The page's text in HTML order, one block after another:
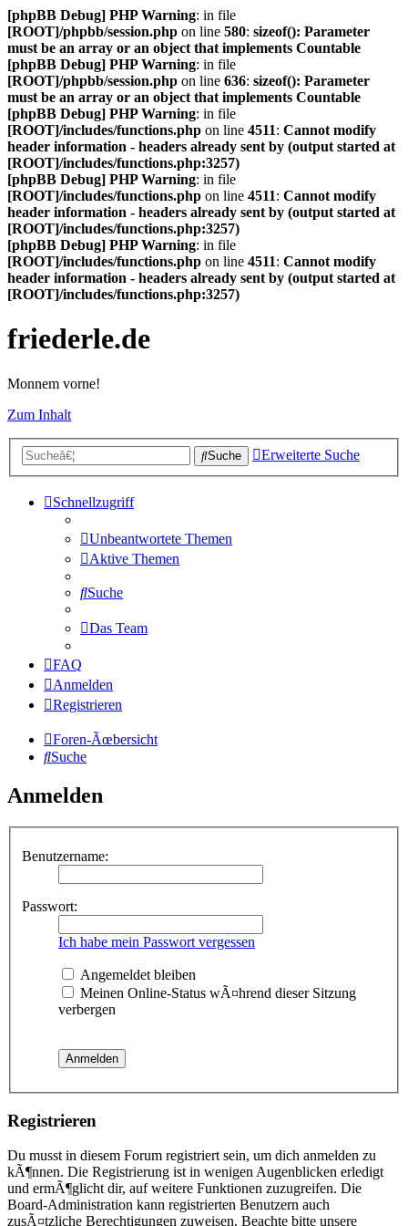
[phpBB Debug] PHP Warning: in file
[ROOT]/phpbb/session.php on line 580: sizeof(): Parameter
must be an array or an object that implements Countable
[phpBB Debug] PHP Warning: in file
[ROOT]/phpbb/session.php on line 636: sizeof(): Parameter
must be an array or an object that implements Countable
[phpBB Debug] PHP Warning: in file
[ROOT]/includes/functions.php on line 4511: Cannot modify
header information - headers already sent by (output started at
[ROOT]/includes/functions.php:3257)
[phpBB Debug] PHP Warning: in file
[ROOT]/includes/functions.php on line 4511: Cannot modify
header information - headers already sent by (output started at
[ROOT]/includes/functions.php:3257)
[phpBB Debug] PHP Warning: in file
[ROOT]/includes/functions.php on line 4511: Cannot modify
header information - headers already sent by (output started at
[ROOT]/includes/functions.php:3257)
friederle.de
Monnem vorne!
Zum Inhalt
Suche Erweiterte Suche
Schnellzugriff
Unbeantwortete Themen
Aktive Themen
Suche
Das Team
FAQ
Anmelden
Registrieren
Foren-Ãœbersicht
Suche
Anmelden
Benutzername:
Passwort:
Ich habe mein Passwort vergessen
Angemeldet bleiben
Meinen Online-Status wÃ¤hrend dieser Sitzung
verbergen
Registrieren
Du musst in diesem Forum registriert sein, um dich anmelden zu
kÃ¶nnen. Die Registrierung ist in wenigen Augenblicken erledigt
und ermÃ¶glicht dir, auf weitere Funktionen zuzugreifen. Die
Board-Administration kann registrierten Benutzern auch
zusÃ¤tzliche Berechtigungen zuweisen. Beachte bitte unsere